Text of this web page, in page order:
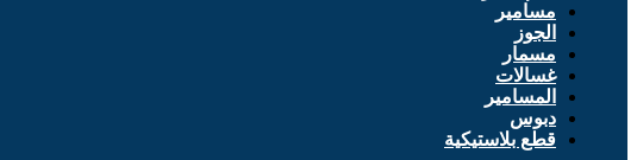
مسامير
الجوز
مسمار
غسالات
المسامير
دبوس
قطع بلاستيكية